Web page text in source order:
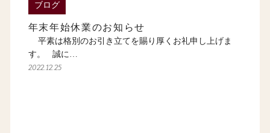
ブログ
年末年始休業のお知らせ
平素は格別のお引き立てを賜り厚くお礼申し上げま
す。 誠に…
2022.12.25